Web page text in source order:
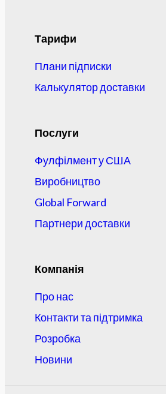
Тарифи
Плани підписки
Калькулятор доставки
Послуги
Фулфілмент у США
Виробництво
Global Forward
Партнери доставки
Компанія
Про нас
Контакти та підтримка
Розробка
Новини